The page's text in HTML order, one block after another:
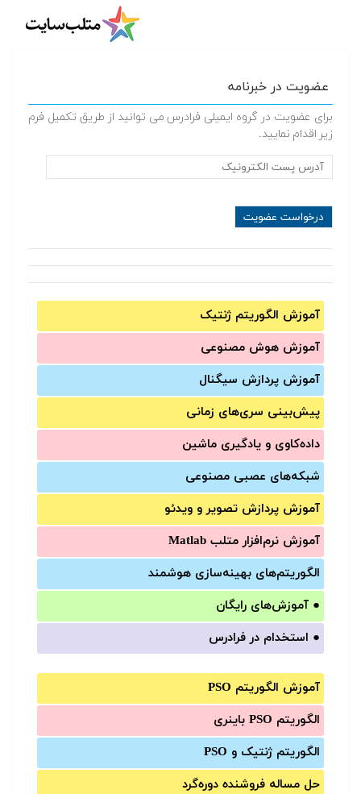
عضویت در خبرنامه
برای عضویت در گروه ایمیلی فرادرس می توانید از طریق تکمیل فرم
زیر اقدام نمایید.
آموزش الگوریتم ژنتیک
آموزش‌ هوش مصنوعی
آموزش‌ پردازش سیگنال
پیش‌‌بینی سری‌‌های زمانی
داده‌کاوی و یادگیری ماشین
شبکه‌های عصبی مصنوعی
آموزش‌ پردازش تصویر و ویدئو
آموزش‌ نرم‌افزار متلب Matlab
الگوریتم‌های بهینه‌سازی هوشمند
● آموزش‌های رایگان
● استخدام در فرادرس
آموزش الگوریتم PSO
الگوریتم PSO باینری
الگوریتم ژنتیک و PSO
حل مساله فروشنده دوره‌گرد